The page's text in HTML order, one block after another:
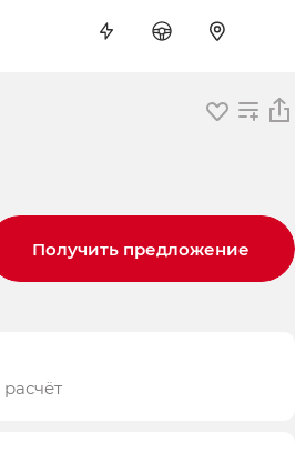
Получить предложение